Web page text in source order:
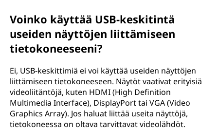
Voinko käyttää USB-keskitintä
useiden näyttöjen liittämiseen
tietokoneeseeni?
Ei, USB-keskittimiä ei voi käyttää useiden näyttöjen
liittämiseen tietokoneeseen. Näytöt vaativat erityisiä
videoliitäntöjä, kuten HDMI (High Definition
Multimedia Interface), DisplayPort tai VGA (Video
Graphics Array). Jos haluat liittää useita näyttöjä,
tietokoneessa on oltava tarvittavat videolähdöt.